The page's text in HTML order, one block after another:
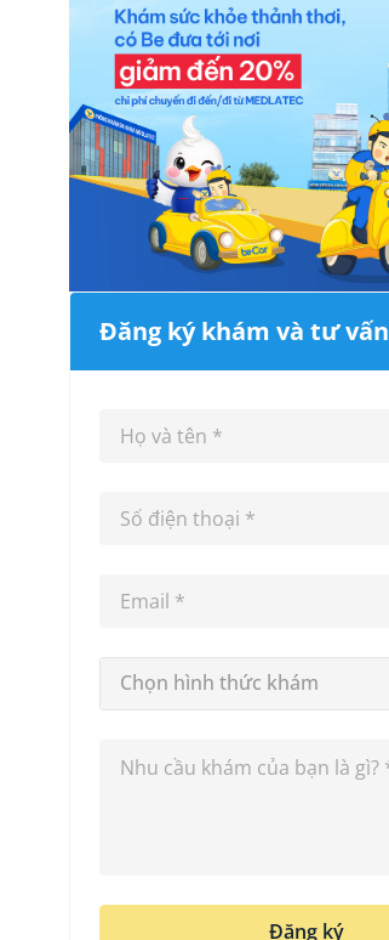
Đăng ký khám và tư vấn
Chọn hình thức khám
Đăng ký